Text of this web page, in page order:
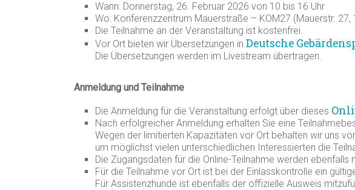
Wann: Donnerstag, 26. Februar 2026 von 10 bis 16 Uhr
Wo: Konferenzzentrum Mauerstraße – KOM27 (Mauerstr. 27,
Die Teilnahme an der Veranstaltung ist kostenfrei.
Vor Ort bieten wir Übersetzungen in Deutsche
Die Übersetzungen werden im Livestream übertragen.
Anmeldung und Teilnahme
Die Anmeldung für die Veranstaltung erfolgt über dieses
Nach erfolgreicher Anmeldung erhalten Sie eine
Wegen der limitierten Kapazitäten vor Ort behalten wir uns
um möglichst vielen unterschiedlichen Interessierten die
Die Zugangsdaten für die Online-Teilnahme werden
Für die Teilnahme vor Ort ist bei der Einlasskontrolle ein
Für Assistenzhunde ist ebenfalls der offizielle Ausweis